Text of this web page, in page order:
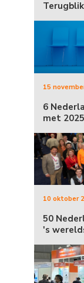
15
6
met
10 oktober
50
's